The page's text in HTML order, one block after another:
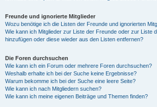
Freunde und ignorierte Mitglieder
Wozu benötige ich die Listen der Freunde und ignorierten
Wie kann ich Mitglieder zur Liste der Freunde oder zur Liste
hinzufügen oder diese wieder aus den Listen entfernen?
Die Foren durchsuchen
Wie kann ich ein Forum oder mehrere Foren durchsuchen?
Weshalb erhalte ich bei der Suche keine Ergebnisse?
Warum bekomme ich bei der Suche eine leere Seite?
Wie kann ich nach Mitgliedern suchen?
Wie kann ich meine eigenen Beiträge und Themen finden?